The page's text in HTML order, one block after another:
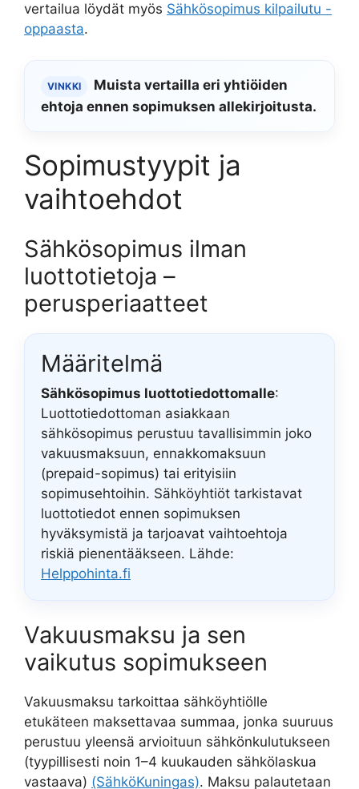
vertailua löydät myös Sähkösopimus kilpailutu -
oppaasta.
VINKKI
Muista vertailla eri yhtiöiden
ehtoja ennen sopimuksen allekirjoitusta.
Sopimustyypit ja
vaihtoehdot
Sähkösopimus ilman
luottotietoja –
perusperiaatteet
Määritelmä
Sähkösopimus luottotiedottomalle:
Luottotiedottoman asiakkaan
sähkösopimus perustuu tavallisimmin joko
vakuusmaksuun, ennakkomaksuun
(prepaid-sopimus) tai erityisiin
sopimusehtoihin. Sähköyhtiöt tarkistavat
luottotiedot ennen sopimuksen
hyväksymistä ja tarjoavat vaihtoehtoja
riskiä pienentääkseen. Lähde:
Helppohinta.fi
Vakuusmaksu ja sen
vaikutus sopimukseen
Vakuusmaksu tarkoittaa sähköyhtiölle
etukäteen maksettavaa summaa, jonka suuruus
perustuu yleensä arvioituun sähkönkulutukseen
(tyypillisesti noin 1–4 kuukauden sähkölaskua
vastaava) (SähköKuningas). Maksu palautetaan